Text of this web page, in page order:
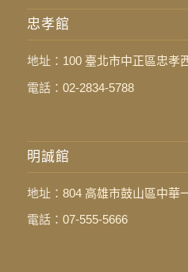
忠孝館
地址： 100 臺北市中正區忠孝
電話： 02-2834-5788
明誠館
地址： 804 高雄市鼓山區中華
電話： 07-555-5666